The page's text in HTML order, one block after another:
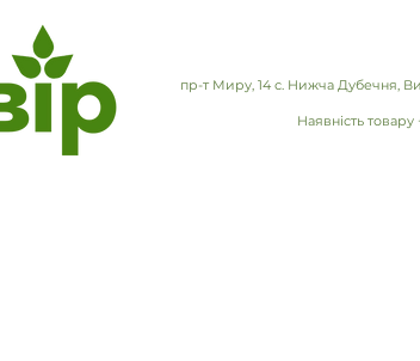
пр-т Миру, 14 с. Нижча Дубечня,
Наявність